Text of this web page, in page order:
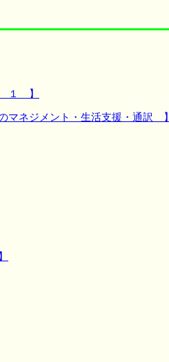
１ 】
マネジメント・生活支援・通訳 】